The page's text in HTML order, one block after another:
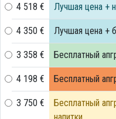
4 518 € Лучшая цена +
4 350 € Лучшая цена +
3 358 € Бесплатный
4 198 € Бесплатный
3 750 €
Бесплатный